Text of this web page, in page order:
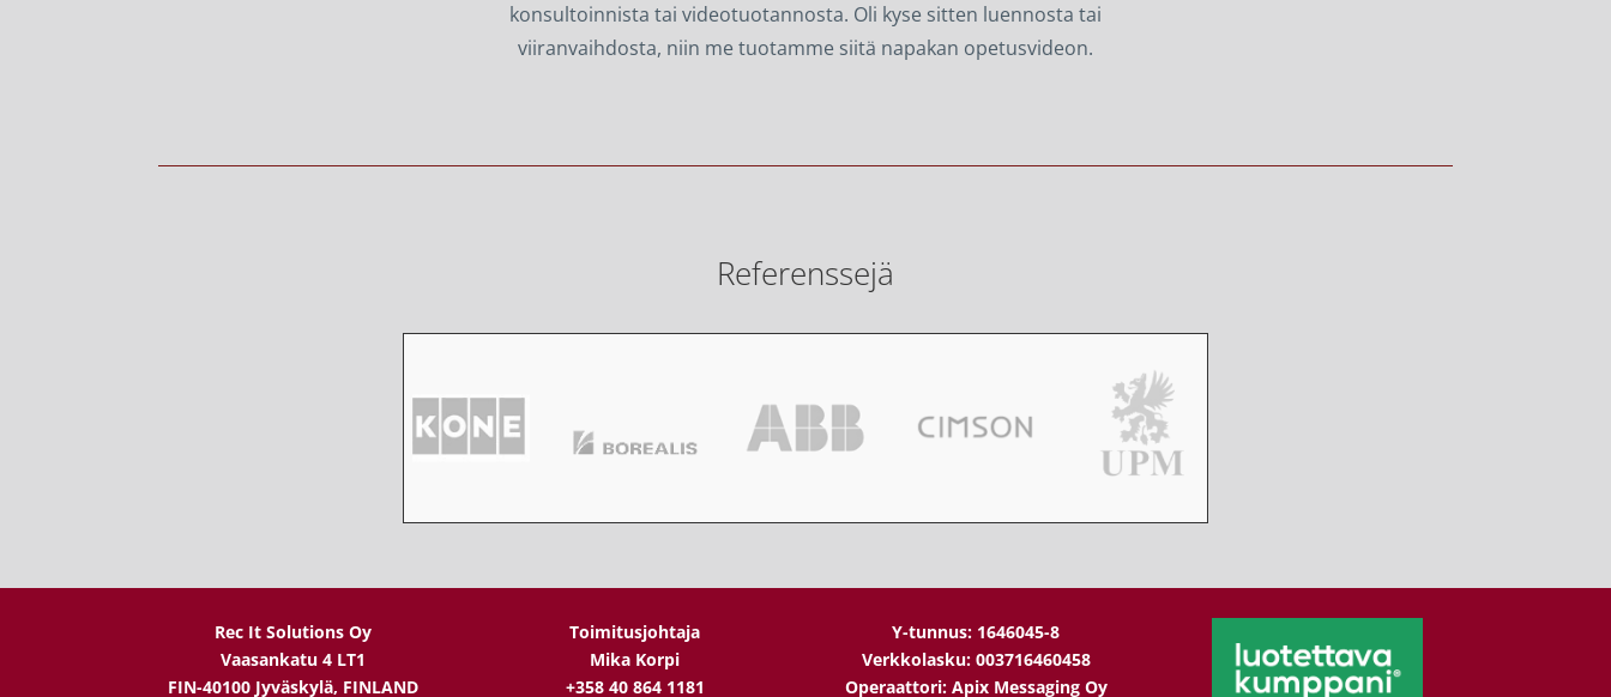
konsultoinnista tai videotuotannosta. Oli kyse sitten luennosta tai
viiranvaihdosta, niin me tuotamme siitä napakan opetusvideon.
Referenssejä
Rec It Solutions Oy
Vaasankatu 4 LT1
FIN-40100 Jyväskylä, FINLAND
Toimitusjohtaja
Mika Korpi
+358 40 864 1181
Y-tunnus: 1646045-8
Verkkolasku: 003716460458
Operaattori: Apix Messaging Oy